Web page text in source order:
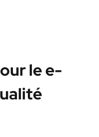
le e-